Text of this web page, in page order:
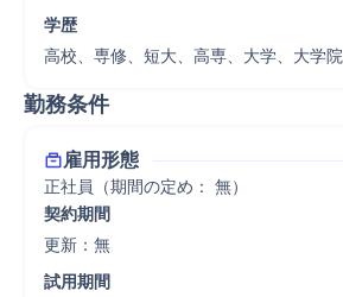
学歴
高校、専修、短大、高専、大学、大学院
勤務条件
雇用形態
正社員（期間の定め： 無）
契約期間
更新：無
試用期間